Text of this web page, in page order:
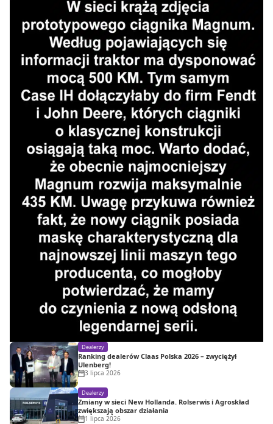
Dealerzy
Ranking dealerów Claas Polska 2026 – zwyciężył
Ulenberg!
3 lipca 2026
Dealerzy
Zmiany w sieci New Hollanda. Rolserwis i Agroskład
zwiększają obszar działania
1 lipca 2026